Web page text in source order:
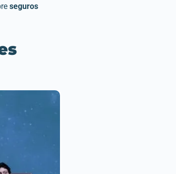
seguros